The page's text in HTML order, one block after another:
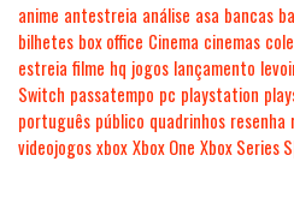
anime antestreia análise asa bancas
bilhetes box office Cinema cinemas
estreia filme hq jogos lançamento
Switch passatempo pc playstation
português público quadrinhos resenha
videojogosxboxXbox One Xbox Series